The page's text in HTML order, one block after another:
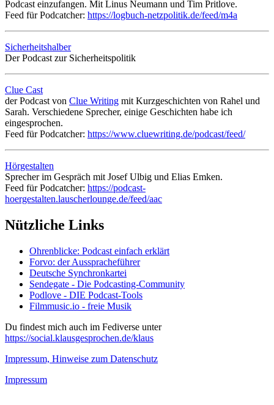
Podcast einzufangen. Mit Linus Neumann und Tim Pritlove.
Feed für Podcatcher: https://logbuch-netzpolitik.de/feed/m4a
Sicherheitshalber
Der Podcast zur Sicherheitspolitik
Clue Cast
der Podcast von Clue Writing mit Kurzgeschichten von Rahel und
Sarah. Verschiedene Sprecher, einige Geschichten habe ich
eingesprochen.
Feed für Podcatcher: https://www.cluewriting.de/podcast/feed/
Hörgestalten
Sprecher im Gespräch mit Josef Ulbig und Elias Emken.
Feed für Podcatcher: https://podcast-
hoergestalten.lauscherlounge.de/feed/aac
Nützliche Links
Ohrenblicke: Podcast einfach erklärt
Forvo: der Ausspracheführer
Deutsche Synchronkartei
Sendegate - Die Podcasting-Community
Podlove - DIE Podcast-Tools
Filmmusic.io - freie Musik
Du findest mich auch im Fediverse unter
https://social.klausgesprochen.de/klaus
Impressum, Hinweise zum Datenschutz
Impressum